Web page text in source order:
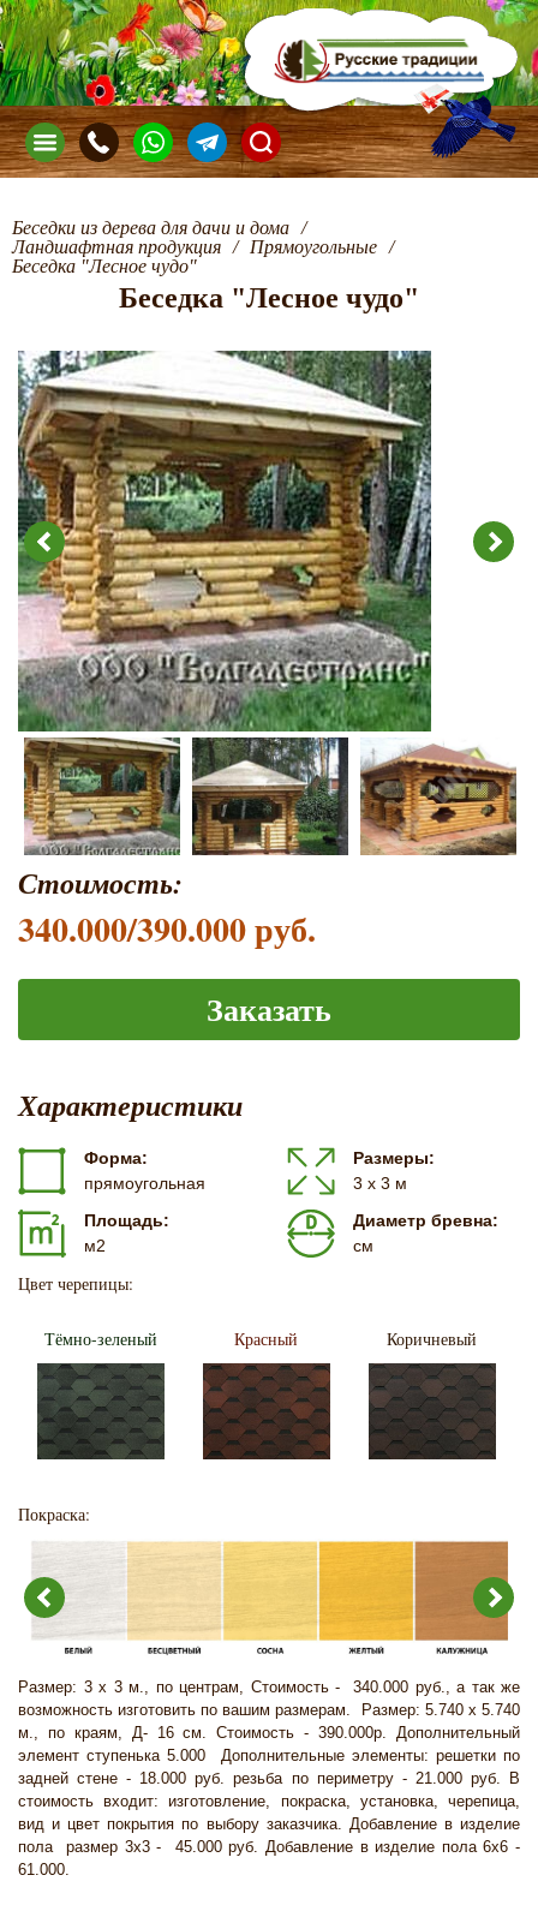
Беседки из дерева для дачи и дома /
Ландшафтная продукция / Прямоугольные /
Беседка "Лесное чудо"
Беседка "Лесное чудо"
Стоимость:
340.000/390.000 руб.
Заказать
Характеристики
Форма:
прямоугольная
Размеры:
3 х 3 м
Площадь:
м2
Диаметр бревна:
см
Цвет черепицы:
Тёмно-зеленый Красный Коричневый
Покраска:
Размер: 3 х 3 м., по центрам, Стоимость - 340.000 руб., а так же
возможность изготовить по вашим размерам. Размер: 5.740 х 5.740
м., по краям, Д- 16 см. Стоимость - 390.000р. Дополнительный
элемент ступенька 5.000 Дополнительные элементы: решетки по
задней стене - 18.000 руб. резьба по периметру - 21.000 руб. В
стоимость входит: изготовление, покраска, установка, черепица,
вид и цвет покрытия по выбору заказчика. Добавление в изделие
пола размер 3х3 - 45.000 руб. Добавление в изделие пола 6х6 -
61.000.